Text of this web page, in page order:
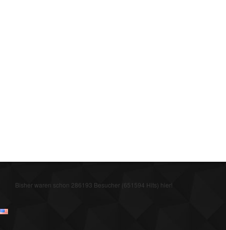
Bisher waren schon 286193 Besucher (651594 Hits) hier!